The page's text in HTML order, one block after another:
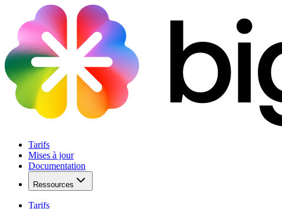
Tarifs
Mises à jour
Documentation
Ressources
Tarifs